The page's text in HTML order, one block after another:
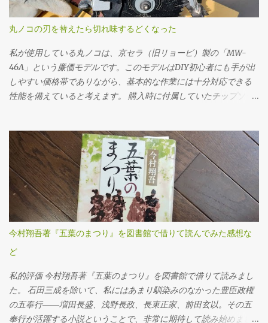
と、ドレンだけ抜いてしまった後でオイルを入れられない、クル
マを動かすことができないというトラブルになりかねません。 フ
ィラープラグを緩めるには、思いのほか力が必要でした。固着し
ていたのか、レンチに体重をかけるようにしてようやく回るとい
う状態でした。じっくり慎重にトルクをかけていきました。クル
マの下に潜っての作業なので、なかなか思うように力を入れられ
ません。 ドレンプラグの磁石にはかなりの鉄粉が付いてました
す。自転車用に買ったトルクレンチを久しぶりに使ってみまし
た。 ここ（フィラーも）は液体ガスケットを塗布する必要があり
ます。 このホルツの液体ガスケットを買いましたが、液体ガスケ
ット自体、初めて使用です。適当に指で付けました。 オイルの注
入は、この400ccオイル差しを使いました。注入口を火で炙って曲
げてあります。 エブリイ（MT/4WD）のミッションオイルは2.6ℓ
なので、ここにオイルを7回入れないといけません。とても面倒で
した。やはり灯油を入れるポンプなど、他の方法を考えた方が良
さそうです。 ミッションオイルは、スズキの指定オイルを使いま
す。 正直なところ、先ほどのミッションオイル交換だけでかなり
体力を消耗してしまい、作業中の写真はほとんど撮れていませ
ん。特にオイルの注入に手こずった...
丸ノコの刃を替えたら切れ味するどくなった
私が使用している丸ノコは、京セラ（旧リョービ）製の「MW-
46A」という廉価モデルです。このモデルはDIY初心者にも手が出
しやすい価格帯でありながら、基本的な作業には十分対応できる
性能を備えていると考えます。 購入時に付属していたチップソー
も多少ささくれが残るものの、DIYレベルであれば許容範囲だろう
と感じていたのです。 ところが、使用を重ねるうちに、私は重大
なミスを経験することになります。特に初期の頃は、安全対策や
正しい使用方法に対する理解が浅く、いわゆる「キックバック
（材料や刃が跳ね返る現象）」を複数回起こしてしまいました。
丸ノコ本体が突然自分の方へ飛び出したり、切断中の木材がもの
すごい勢いで前方に吹き飛ぶなど、とても危険で恐ろしい思いを
しました。この経験がトラウマとなり、一時期は丸ノコの使用自
体に強い不安を感じ、使用を避けるようになってしまいました。
全に正しく使いたいという思いから、丸ノコの使い方や刃の種類
について改めて調べ直しました。その中で、丸ノコの刃（チップ
ソー）には用途や仕上がりに応じてさまざまな種類があり、刃数
今村翔吾著『五葉のまつり』を図書館で借りて読んでみた感想な
ど
私的評価 今村翔吾著『五葉のまつり』を図書館で借りて読みまし
た。 石田三成を除いて、私にはあまり馴染みのなかった豊臣政権
の五奉行――増田長盛、浅野長政、長束正家、前田玄以。その五
奉行が活躍する小説ということで、非常に期待して読み始めまし